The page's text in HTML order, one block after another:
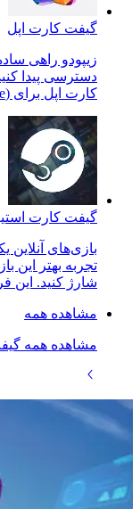
گیفت کارت اپل
زیپودو راهی
کارت اپل برای (AppStore) | تنوع بالا در
گیفت کارت
بازی‌های
تجربه بهتر این
شارژ کنید. این
مشاهده همه
مشاهده همه